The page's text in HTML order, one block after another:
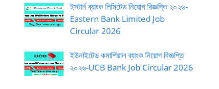
ইস্টার্ন ব্যাংক লিমিটেড নিয়োগ বিজ্ঞপ্তি ২০২৬-
Eastern Bank Limited Job
Circular 2026
ইউনাইটেড কমার্শিয়াল ব্যাংক নিয়োগ বিজ্ঞপ্তি
২০২৬-UCB Bank Job Circular 2026